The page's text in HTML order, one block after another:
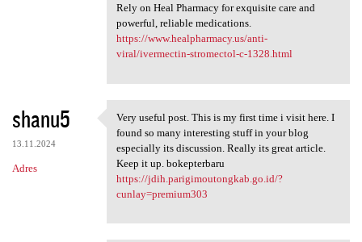
Rely on Heal Pharmacy for exquisite care and
powerful, reliable medications.
https://www.healpharmacy.us/anti-
viral/ivermectin-stromectol-c-1328.html
shanu5
13.11.2024
Adres
Very useful post. This is my
Very useful post. This is my first time i visit here. I
found so many interesting stuff in your blog
especially its discussion. Really its great article.
Keep it up. bokepterbaru
https://jdih.parigimoutongkab.go.id/?
cunlay=premium303